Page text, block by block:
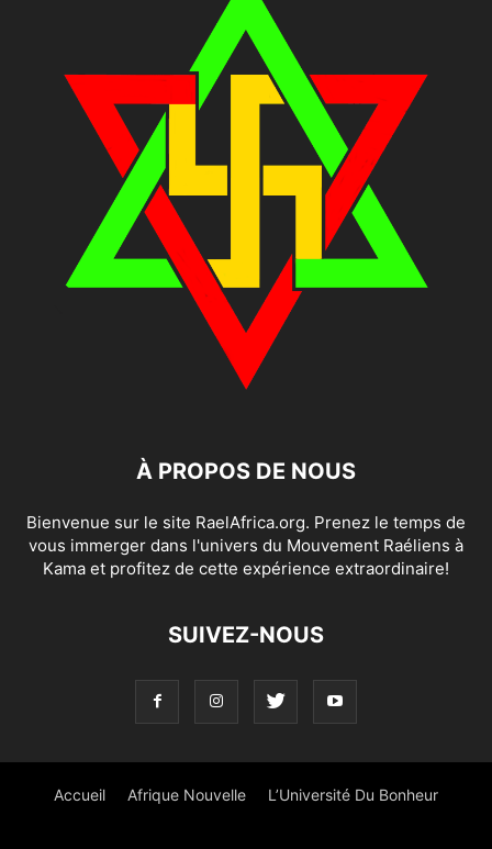
À PROPOS DE NOUS
Bienvenue sur le site RaelAfrica.org. Prenez le temps de
vous immerger dans l'univers du Mouvement Raéliens à
Kama et profitez de cette expérience extraordinaire!
SUIVEZ-NOUS
Accueil Afrique Nouvelle L’Université Du Bonheur